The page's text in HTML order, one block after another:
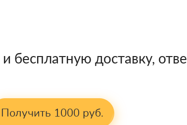
и бесплатную доставку,
Получить 1000 руб.